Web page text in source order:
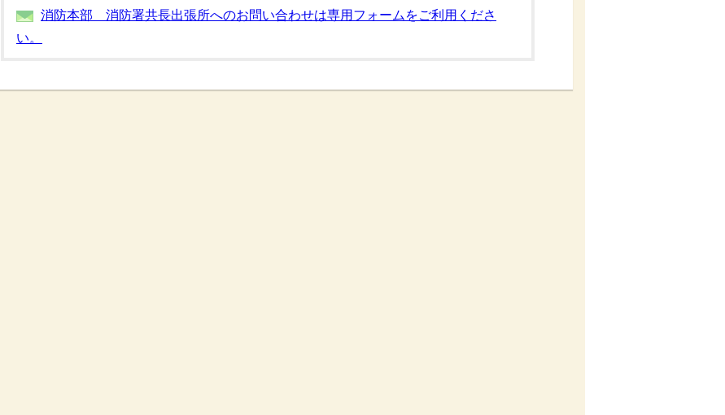
消防本部 消防署共長出張所へのお問い合わせは専用フォームをご利用くださ
い。